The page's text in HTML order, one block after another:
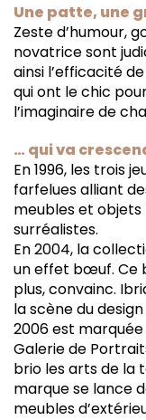
Une patte, une
Zeste d’humour,
novatrice sont
ainsi l’efficacité
qui ont le chic
l’imaginaire de
… qui va
En 1996, les trois
farfelues alliant
meubles et
surréalistes.
En 2004, la
un effet bœuf. Ce
plus, convainc.
la scène du
2006 est
Galerie de
brio les arts de la
marque se lance
meubles